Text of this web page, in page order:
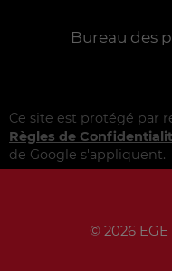
Bureau des
Ce site est protégé par
Règles de
de Google s'appliquent.
© 2026